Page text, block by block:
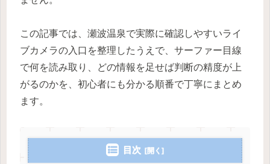
この記事では、瀬波温泉で実際に確認しやすいライ
ブカメラの入口を整理したうえで、サーファー目線
で何を読み取り、どの情報を足せば判断の精度が上
がるのかを、初心者にも分かる順番で丁寧にまとめ
ます。
目次